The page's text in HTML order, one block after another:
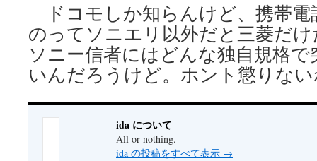
ドコモしか知らんけど、携帯電
のってソニエリ以外だと三菱だ
ソニー信者にはどんな独自規格
いんだろうけど。ホント懲りな
ida について
All or nothing.
ida の投稿をすべて表示 →